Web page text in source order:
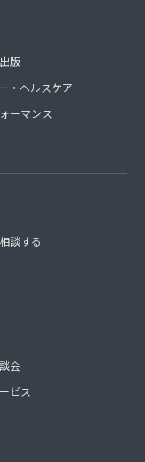
版
・ヘルスケア
ーマンス
談する
会
ビス